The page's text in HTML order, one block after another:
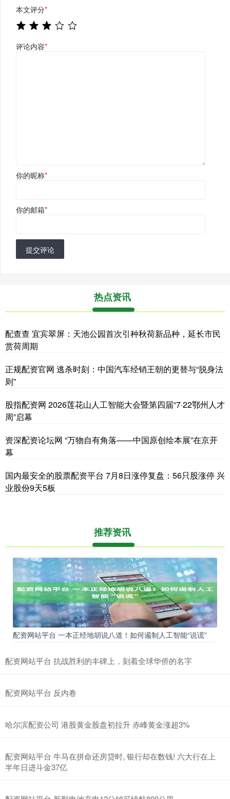
本文评分*
评论内容*
你的昵称*
你的邮箱*
提交评论
热点资讯
配查查 宜宾翠屏：天池公园首次引种秋荷新品种，延长市民
赏荷周期
正规配资官网 逃杀时刻：中国汽车经销王朝的更替与“脱身法
则”
股指配资网 2026莲花山人工智能大会暨第四届“7·22鄂州人才
周”启幕
资深配资论坛网 “万物自有角落——中国原创绘本展”在京开
幕
国内最安全的股票配资平台 7月8日涨停复盘：56只股涨停 兴
业股份9天5板
推荐资讯
配资网站平台 一本正经地胡说八道！如何遏制人工智能“说谎”
配资网站平台 抗战胜利的丰碑上，刻着全球华侨的名字
配资网站平台 反内卷
哈尔滨配资公司 港股黄金股盘初拉升 赤峰黄金涨超3%
配资网站平台 牛马在拼命还房贷时, 银行却在数钱! 六大行在上
半年日进斗金37亿